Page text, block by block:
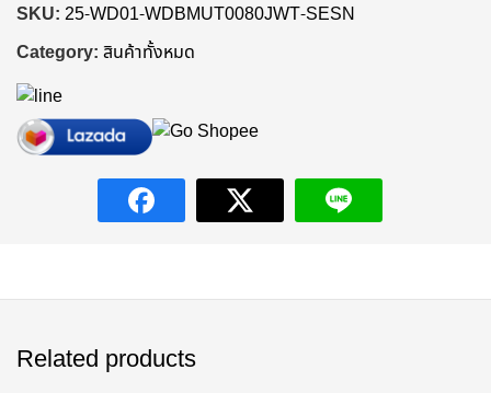
SKU: 25-WD01-WDBMUT0080JWT-SESN
Category: สินค้าทั้งหมด
Related products